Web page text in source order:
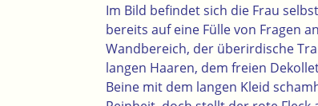
Im Bild befindet sich die Frau
bereits auf eine Fülle von Fragen
Wandbereich, der überirdische
langen Haaren, dem freien
Beine mit dem langen Kleid